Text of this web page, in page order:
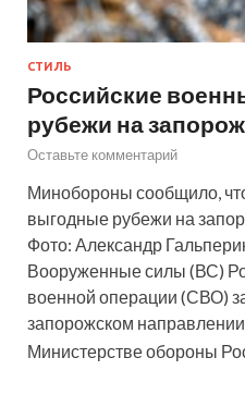
СТИЛЬ
Российские
рубежи на
Оставьте комментарий
Минобороны сообщило,
выгодные рубежи на
Фото: Александр
Вооруженные силы (ВС)
военной операции (СВО)
запорожском
Министерстве обороны